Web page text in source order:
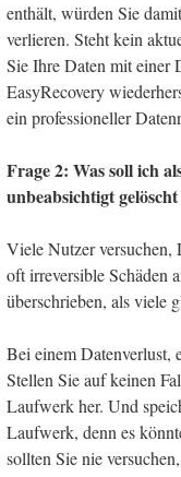
enthält, würden Sie
verlieren. Steht kein
Sie Ihre Daten mit einer
EasyRecovery
ein professioneller
Frage 2: Was soll ich
unbeabsichtigt
Viele Nutzer versuchen,
oft irreversible Schäden
überschrieben, als viele
Bei einem Datenverlust,
Stellen Sie auf keinen
Laufwerk her. Und
Laufwerk, denn es
sollten Sie nie